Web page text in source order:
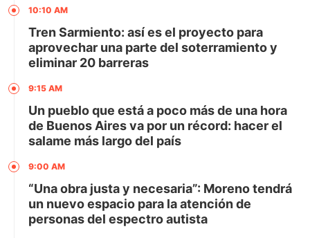
10:10 AM
Tren Sarmiento: así es el proyecto para
aprovechar una parte del soterramiento y
eliminar 20 barreras
9:15 AM
Un pueblo que está a poco más de una hora
de Buenos Aires va por un récord: hacer el
salame más largo del país
9:00 AM
“Una obra justa y necesaria”: Moreno tendrá
un nuevo espacio para la atención de
personas del espectro autista